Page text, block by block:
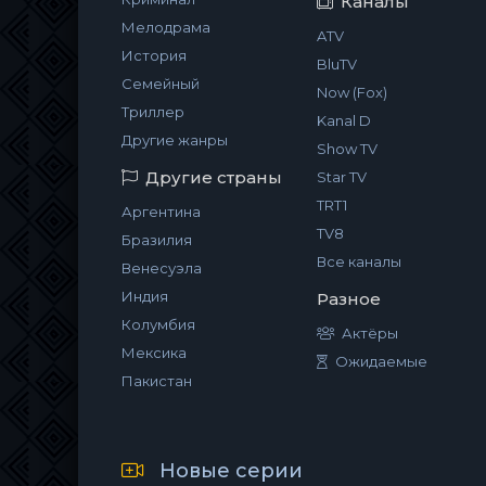
Мелодрама
История
Семейный
Триллер
Другие жанры
Другие страны
Аргентина
Бразилия
Венесуэла
Индия
Колумбия
Мексика
Пакистан
ATV
BluTV
Now (Fox)
Kanal D
Show TV
Star TV
TRT1
TV8
Все каналы
Разное
Актёры
Ожидаемые
Новые серии